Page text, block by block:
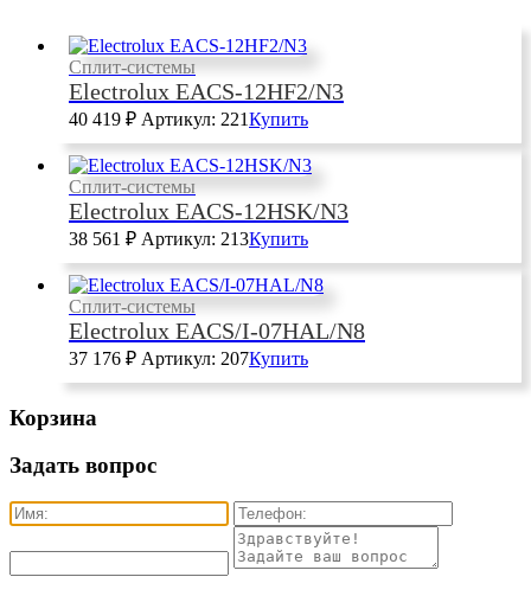
Сплит-системы
Electrolux EACS-12HF2/N3
40 419 ₽ Артикул: 221Купить
Сплит-системы
Electrolux EACS-12HSK/N3
38 561 ₽ Артикул: 213Купить
Сплит-системы
Electrolux EACS/I-07HAL/N8
37 176 ₽ Артикул: 207Купить
Корзина
Задать вопрос